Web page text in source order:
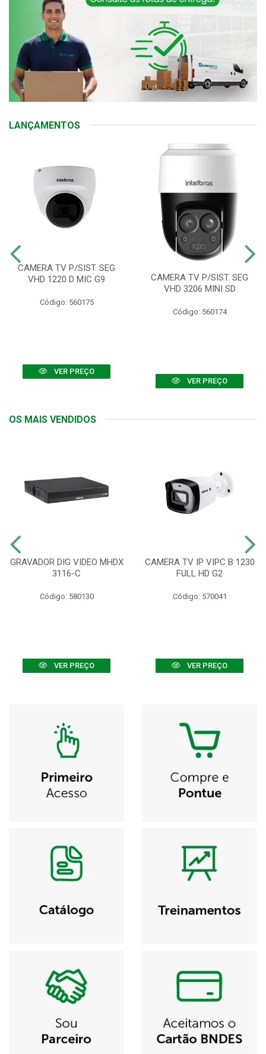
LANÇAMENTOS
CAMERA TV P/SIST. SEG
VHD 1220 D MIC G9
Código: 560175
VER PREÇO
CAMERA TV P/SIST. SEG
VHD 3206 MINI SD
Código: 560174
VER PREÇO
OS MAIS VENDIDOS
GRAVADOR DIG VIDEO MHDX
3116-C
Código: 580130
VER PREÇO
CAMERA TV IP VIPC B 1230
FULL HD G2
Código: 570041
VER PREÇO